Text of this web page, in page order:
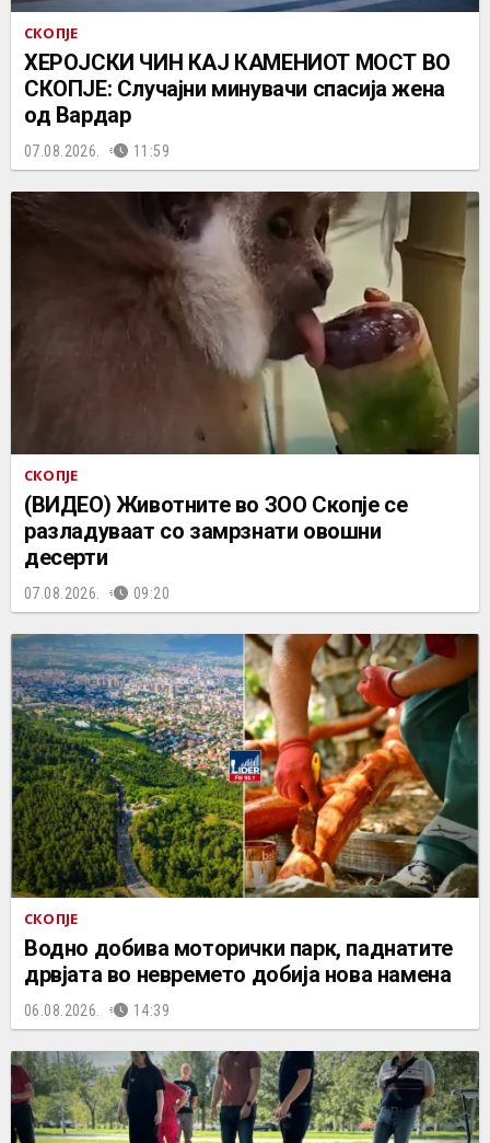
СКОПЈЕ
ХЕРОЈСКИ ЧИН КАЈ КАМЕНИОТ МОСТ ВО
СКОПЈЕ: Случајни минувачи спасија жена
од Вардар
07.08.2026. 11:59
СКОПЈЕ
(ВИДЕО) Животните во ЗОО Скопје се
разладуваат со замрзнати овошни
десерти
07.08.2026. 09:20
СКОПЈЕ
Водно добива моторички парк, паднатите
дрвјата во невремето добија нова намена
06.08.2026. 14:39